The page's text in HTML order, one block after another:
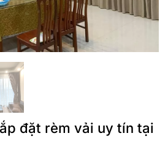
đặt rèm vải uy tín tại